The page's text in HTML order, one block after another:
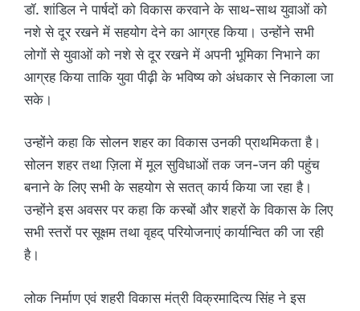
डॉ. शांडिल ने पार्षदों को विकास करवाने के साथ-साथ युवाओं को
नशे से दूर रखने में सहयोग देने का आग्रह किया। उन्होंने सभी
लोगों से युवाओं को नशे से दूर रखने में अपनी भूमिका निभाने का
आग्रह किया ताकि युवा पीढ़ी के भविष्य को अंधकार से निकाला जा
सके।
उन्होंने कहा कि सोलन शहर का विकास उनकी प्राथमिकता है।
सोलन शहर तथा ज़िला में मूल सुविधाओं तक जन-जन की पहुंच
बनाने के लिए सभी के सहयोग से सतत् कार्य किया जा रहा है।
उन्होंने इस अवसर पर कहा कि कस्बों और शहरों के विकास के लिए
सभी स्तरों पर सूक्षम तथा वृहद् परियोजनाएं कार्यान्वित की जा रही
है।
लोक निर्माण एवं शहरी विकास मंत्री विक्रमादित्य सिंह ने इस